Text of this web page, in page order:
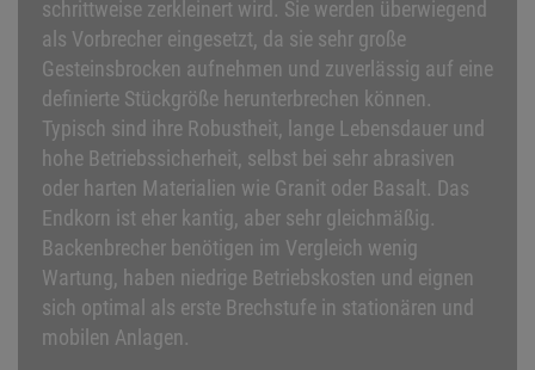
schrittweise zerkleinert wird. Sie werden überwiegend
als Vorbrecher eingesetzt, da sie sehr große
Gesteinsbrocken aufnehmen und zuverlässig auf eine
definierte Stückgröße herunterbrechen können.
Typisch sind ihre Robustheit, lange Lebensdauer und
hohe Betriebssicherheit, selbst bei sehr abrasiven
oder harten Materialien wie Granit oder Basalt. Das
Endkorn ist eher kantig, aber sehr gleichmäßig.
Backenbrecher benötigen im Vergleich wenig
Wartung, haben niedrige Betriebskosten und eignen
sich optimal als erste Brechstufe in stationären und
mobilen Anlagen.